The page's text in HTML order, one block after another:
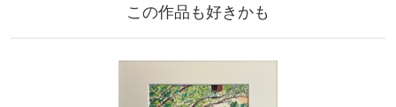
この作品も好きかも